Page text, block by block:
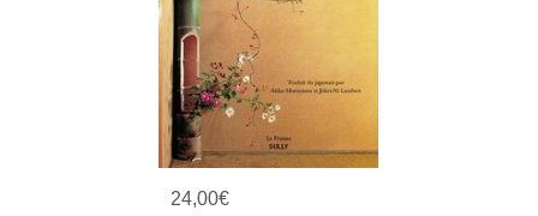
24,00€